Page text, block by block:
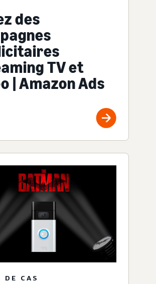
des
TV et
| Amazon Ads
DE CAS